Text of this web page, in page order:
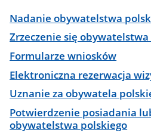
Nadanie obywatelstwa
Zrzeczenie się
Formularze wniosków
Elektroniczna rezerwacja
Uznanie za obywatela
Potwierdzenie posiadania
obywatelstwa polskiego